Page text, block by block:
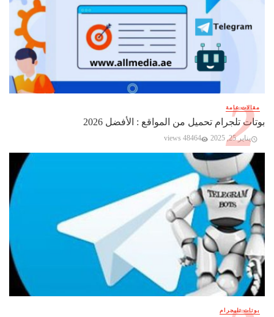
مقالات عامة
بوتات تلجرام تحميل من المواقع : الأفضل 2026
يناير 25, 2025 48464 views
بوتات تليجرام